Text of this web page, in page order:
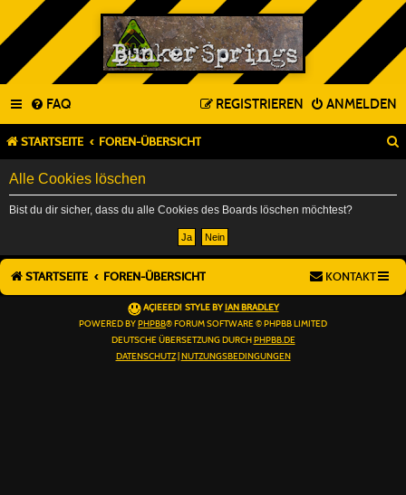
FAQ ANMELDEN
REGISTRIEREN
STARTSEITE FOREN-ÜBERSICHT
Alle Cookies löschen
Bist du dir sicher, dass du alle Cookies des Boards löschen möchtest?
STARTSEITE FOREN-ÜBERSICHT KONTAKT
AÇIEEED! STYLE BY IAN BRADLEY
POWERED BY PHPBB® FORUM SOFTWARE © PHPBB LIMITED
DEUTSCHE ÜBERSETZUNG DURCH PHPBB.DE
DATENSCHUTZ| NUTZUNGSBEDINGUNGEN